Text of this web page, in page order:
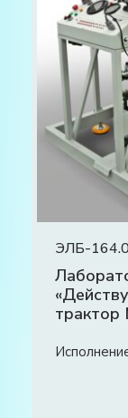
ЭЛБ-